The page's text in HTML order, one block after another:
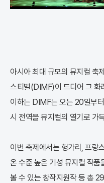
아시아 최대 규모의 뮤지컬 축
스티벌(DIMF)이 드디어 그 화
이하는 DIMF는 오는 20일부
시 전역을 뮤지컬의 열기로 가
이번 축제에서는 헝가리, 프랑
온 수준 높은 기성 뮤지컬 작품
볼 수 있는 창작지원작 등 총